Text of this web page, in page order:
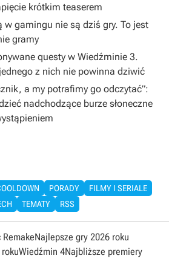
krótkim teaserem
w gamingu nie są dziś gry. To jest
gramy
questy w Wiedźminie 3.
z nich nie powinna dziwić
a my potrafimy go odczytać”:
nadchodzące burze słoneczne
PORADY
FILMY I SERIALE
TEMATY RSS
Najlepsze gry 2026 roku
Wiedźmin 4Najbliższe premiery